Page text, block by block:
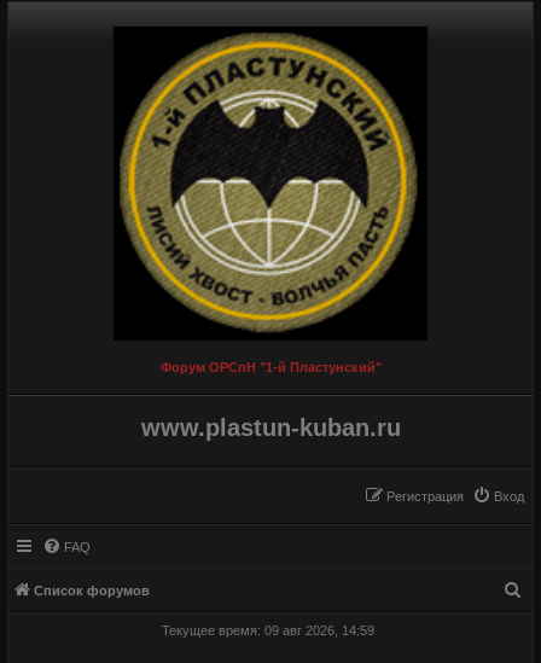
Форум ОРСпН "1-й Пластунский"
www.plastun-kuban.ru
Вход
Регистрация
FAQ
Список форумов
Текущее время: 09 авг 2026, 14:59